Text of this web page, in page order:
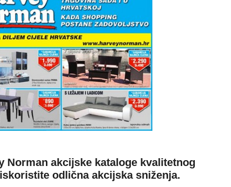
Norman akcijske kataloge kvalitetnog
odlična akcijska sniženja.